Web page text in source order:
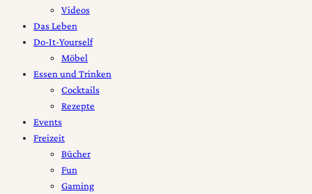
Videos
Das Leben
Do-It-Yourself
Möbel
Essen und Trinken
Cocktails
Rezepte
Events
Freizeit
Bücher
Fun
Gaming